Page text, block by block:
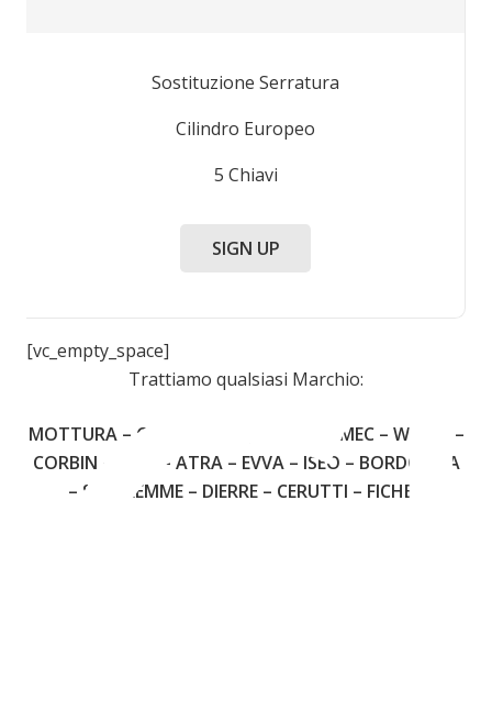
Sostituzione Serratura
Cilindro Europeo
5 Chiavi
SIGN UP
[vc_empty_space]
Trattiamo qualsiasi Marchio:
MOTTURA – CISA – FIAM – JUWEL – OMEC – WALLY –
CORBIN – YALE – ATRA – EVVA – ISEO – BORDOGNA
– SECUREMME – DIERRE – CERUTTI – FICHET